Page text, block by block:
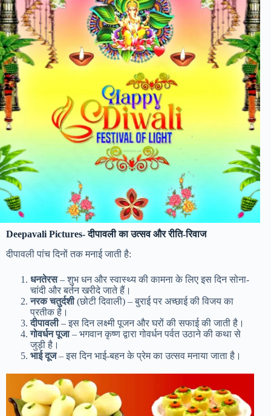
Deepavali Pictures- दीपावली का उत्सव और रीति-रिवाज
दीपावली पांच दिनों तक मनाई जाती है:
धनतेरस– शुभ धन और स्वास्थ्य की कामना के लिए इस दिन सोना-
चांदी और बर्तन खरीदे जाते हैं।
नरक चतुर्दशी(छोटी दिवाली) – बुराई पर अच्छाई की विजय का
प्रतीक है।
दीपावली– इस दिन लक्ष्मी पूजन और घरों की सफाई की जाती है।
गोवर्धन पूजा– भगवान कृष्ण द्वारा गोवर्धन पर्वत उठाने की कथा से
जुड़ी है।
भाई दूज– इस दिन भाई-बहन के प्रेम का उत्सव मनाया जाता है।